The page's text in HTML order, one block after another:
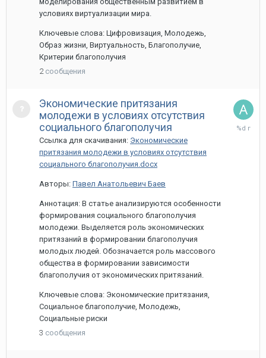
условиях виртуализации мира.
Ключевые слова: Цифровизация, Молодежь,
Образ жизни, Виртуальность, Благополучие,
Критерии благополучия
2 сообщения
Экономические притязания
молодежи в условиях отсутствия
социального благополучия
Ссылка для скачивания: Экономические
притязания молодежи в условиях отсутствия
социального благополучия.docx
Авторы: Павел Анатольевич Баев
Аннотация: В статье анализируются особенности
формирования социального благополучия
молодежи. Выделяется роль экономических
притязаний в формировании благополучия
молодых людей. Обозначается роль массового
общества в формировании зависимости
благополучия от экономических притязаний.
Ключевые слова: Экономические притязания,
Социальное благополучие, Молодежь,
Социальные риски
3 сообщения
26